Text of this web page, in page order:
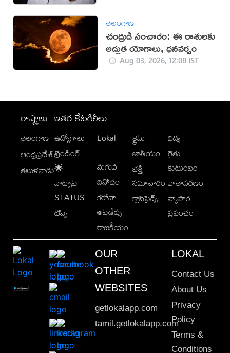
తెలంగాణ
చంద్రుడి సంచారం: ఈ రాశులకు
అద్భుత యోగాలు, ధనవర్షం
Aug 03, 2026, 12:08 IST
రాష్ట్రాలు
తెలంగాణ
ఆంధ్రప్రదేశ్
తమిళనాడు
ఇతర కేటగిరీలు
ఉద్యోగాలు
ట్రెండింగ్
🌟
వాట్సాప్
STATUS
టిప్స్
Lokal
-
మగువ
వినోదం
కరోనా
అప్‌డేట్స్
రాజకీయం
క్రైమ్
జాతీయం
భక్తి
సమాచారం
క్లాసిఫైడ్స్
విద్య
రైతు
కుటుంబం
వాతావరణం
వ్యాపార
ప్రపంచం
OUR
OTHER
WEBSITES
getlokalapp.com
tamil.getlokalapp.com
LOKAL
Contact Us
About Us
Privacy
Policy
Terms &
Conditions